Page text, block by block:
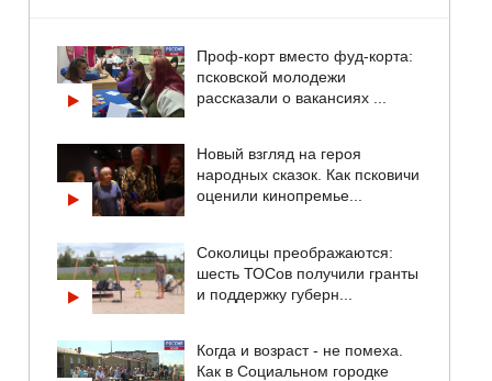
Проф-корт вместо фуд-корта:
псковской молодежи
рассказали о вакансиях ...
Новый взгляд на героя
народных сказок. Как псковичи
оценили кинопремье...
Соколицы преображаются:
шесть ТОСов получили гранты
и поддержку губерн...
Когда и возраст - не помеха.
Как в Социальном городке